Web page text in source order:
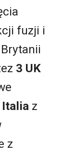
fuzji i
3 UK
Italia z
z